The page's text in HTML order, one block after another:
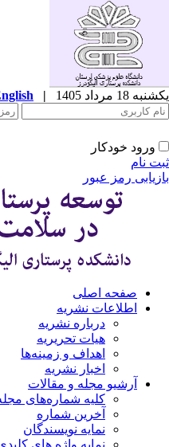
18 مرداد 1405 |
English
ورود خودکار
نام
رمز عبور
صفحه اصلی
اطلاعات نشریه
درباره نشریه
هیات تحریریه
اهداف و زمینه‌ها
اخبار نشریه
آرشیو مجله و مقالات
کلیه شماره‌های مجله
آخرین شماره
نمایه نویسندگان
نمایه واژه های کلیدی